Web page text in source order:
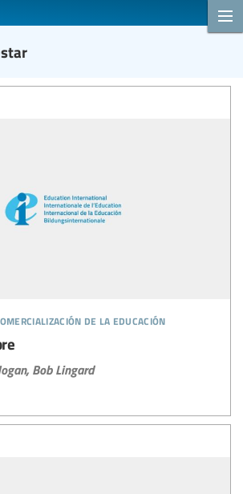
de la educación
Bob Lingard